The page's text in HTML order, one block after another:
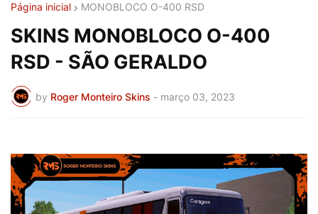
Página inicial MONOBLOCO O-400 RSD
SKINS MONOBLOCO O-400
RSD - SÃO GERALDO
by Roger Monteiro Skins - março 03, 2023